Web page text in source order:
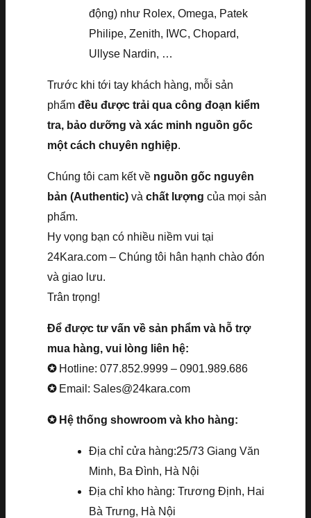
động) như Rolex, Omega, Patek
Philipe, Zenith, IWC, Chopard,
Ullyse Nardin, …
Trước khi tới tay khách hàng, mỗi sản
phẩm đều được trải qua công đoạn kiểm
tra, bảo dưỡng và xác minh nguồn gốc
một cách chuyên nghiệp.
Chúng tôi cam kết về nguồn gốc nguyên
bản (Authentic) và chất lượng của mọi sản
phẩm.
Hy vọng bạn có nhiều niềm vui tại
24Kara.com – Chúng tôi hân hạnh chào đón
và giao lưu.
Trân trọng!
Để được tư vấn về sản phẩm và hỗ trợ
mua hàng, vui lòng liên hệ:
✪ Hotline: 077.852.9999 – 0901.989.686
✪ Email: Sales@24kara.com
✪ Hệ thống showroom và kho hàng:
Địa chỉ cửa hàng:25/73 Giang Văn
Minh, Ba Đình, Hà Nội
Địa chỉ kho hàng: Trương Định, Hai
Bà Trưng, Hà Nội